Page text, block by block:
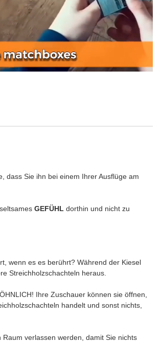
dass Sie ihn bei einem Ihrer Ausflüge am
GEFÜHL dorthin und nicht zu
wenn es es berührt? Während der Kiesel
Streichholzschachteln heraus.
Ihre Zuschauer können sie öffnen,
handelt und sonst nichts,
verlassen werden, damit Sie nichts